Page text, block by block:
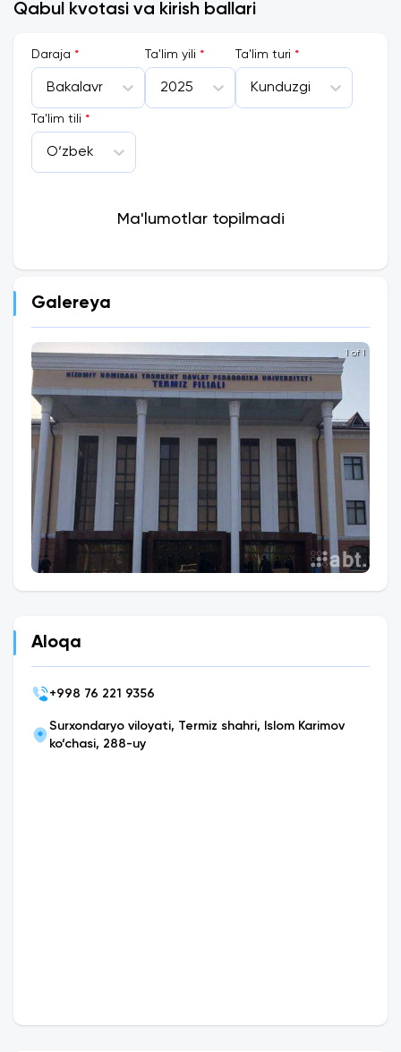
Qabul kvotasi va kirish ballari
Daraja *
Bakalavr
Ta'lim yili *
2025
Ta'lim turi *
Kunduzgi
Ta'lim tili *
O‘zbek
Ma'lumotlar topilmadi
Galereya
1 of 1
Aloqa
+998 76 221 9356
Surxondaryo viloyati, Termiz shahri, Islom Karimov
ko‘chasi, 288-uy